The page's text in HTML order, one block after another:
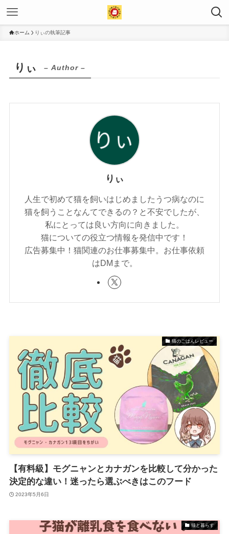
ホーム りぃの執筆記事
りぃ – Author –
りぃ
人生で初めて猫を飼いはじめましたうつ病なのに
猫を飼うことなんてできるの？と不安でしたが、
私にとっては良い方向に向きました。
猫についての役立つ情報を発信中です！
広告募集中！猫関連のお仕事募集中。お仕事依頼
はDMまで。
猫のごはんレビュー
【有料級】モグニャンとカナガンを比較して分かった
決定的な違い！迷ったら選ぶべきはこのフード
2023年5月6日
猫と暮らす